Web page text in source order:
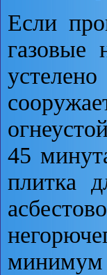
Если
газовые
45
плитка
минимум